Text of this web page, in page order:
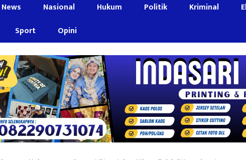
News Nasional Hukum Politik Kriminal
Sport Opini